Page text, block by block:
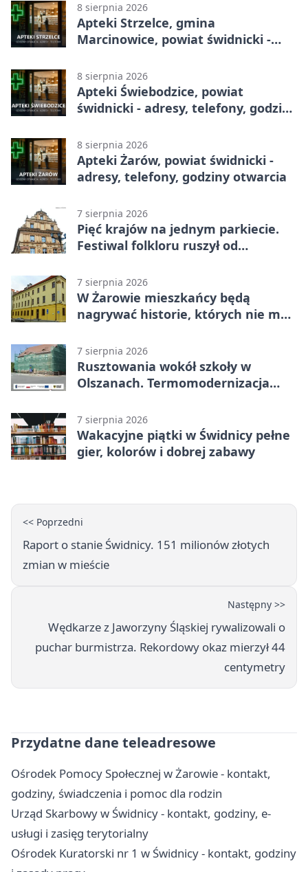
8 sierpnia 2026
Apteki Strzelce, gmina
Marcinowice, powiat świdnicki -
8 sierpnia 2026
Apteki Świebodzice, powiat
świdnicki - adresy, telefony, godziny
8 sierpnia 2026
Apteki Żarów, powiat świdnicki -
adresy, telefony, godziny otwarcia
7 sierpnia 2026
Pięć krajów na jednym parkiecie.
Festiwal folkloru ruszył od
7 sierpnia 2026
W Żarowie mieszkańcy będą
nagrywać historie, których nie ma
7 sierpnia 2026
Rusztowania wokół szkoły w
Olszanach. Termomodernizacja
7 sierpnia 2026
Wakacyjne piątki w Świdnicy pełne
gier, kolorów i dobrej zabawy
<< Poprzedni
Raport o stanie Świdnicy. 151 milionów złotych
zmian w mieście
Następny >>
Wędkarze z Jaworzyny Śląskiej rywalizowali o
puchar burmistrza. Rekordowy okaz mierzył 44
centymetry
Przydatne dane teleadresowe
Ośrodek Pomocy Społecznej w Żarowie - kontakt,
godziny, świadczenia i pomoc dla rodzin
Urząd Skarbowy w Świdnicy - kontakt, godziny, e-
usługi i zasięg terytorialny
Ośrodek Kuratorski nr 1 w Świdnicy - kontakt, godziny